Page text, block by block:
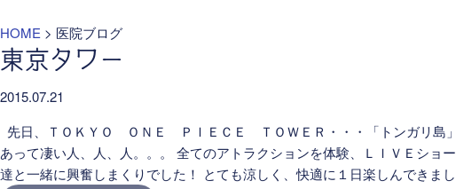
HOME > 医院ブログ
東京タワー
2015.07.21
先日、ＴＯＫＹＯ ＯＮＥ ＰＩＥＣＥ ＴＯＷＥＲ・・・「トンガリ島
あって凄い人、人、人。。。 全てのアトラクションを体験、ＬＩＶＥショ
達と一緒に興奮しまくりでした！ とても涼しく、快適に１日楽しんでき